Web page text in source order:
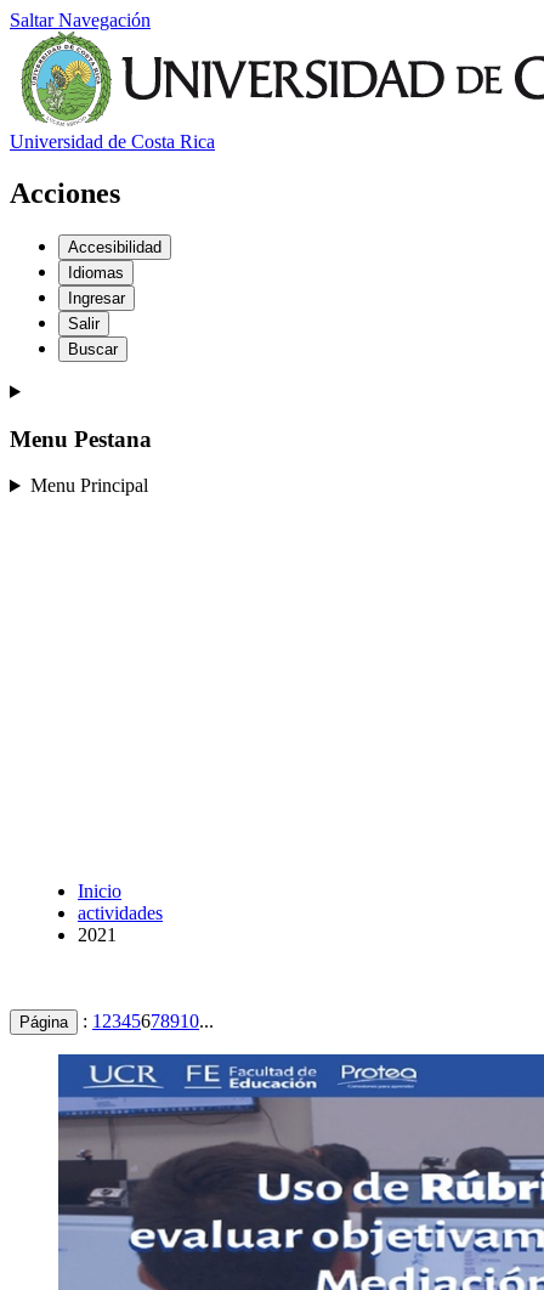
Saltar Navegación
Universidad de Costa Rica
Acciones
Accesibilidad
Idiomas
Ingresar
Salir
Buscar
Menu Pestana
Menu Principal
Inicio
actividades
2021
Página : 1 2345678910...